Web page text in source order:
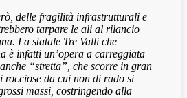
delle fragilità infrastrutturali e
tarpare le ali al rilancio
La statale Tre Valli che
è infatti un’opera a carreggiata
“stretta”, che scorre in gran
rocciose da cui non di rado si
massi, costringendo alla